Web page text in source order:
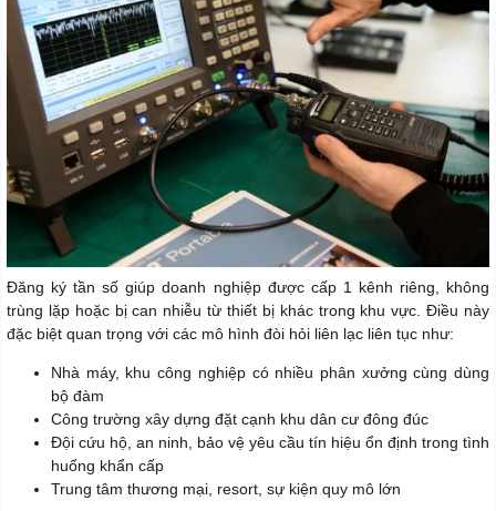
Đăng ký tần số giúp doanh nghiệp được cấp 1 kênh riêng, không
trùng lặp hoặc bị can nhiễu từ thiết bị khác trong khu vực. Điều này
đặc biệt quan trọng với các mô hình đòi hỏi liên lạc liên tục như:
Nhà máy, khu công nghiệp có nhiều phân xưởng cùng dùng
bộ đàm
Công trường xây dựng đặt cạnh khu dân cư đông đúc
Đội cứu hộ, an ninh, bảo vệ yêu cầu tín hiệu ổn định trong tình
huống khẩn cấp
Trung tâm thương mại, resort, sự kiện quy mô lớn